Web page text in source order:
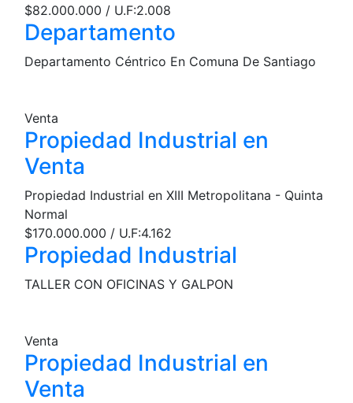
$82.000.000 / U.F:2.008
Departamento
Departamento Céntrico En Comuna De Santiago
Venta
Propiedad Industrial en
Venta
Propiedad Industrial en XIII Metropolitana - Quinta
Normal
$170.000.000 / U.F:4.162
Propiedad Industrial
TALLER CON OFICINAS Y GALPON
Venta
Propiedad Industrial en
Venta